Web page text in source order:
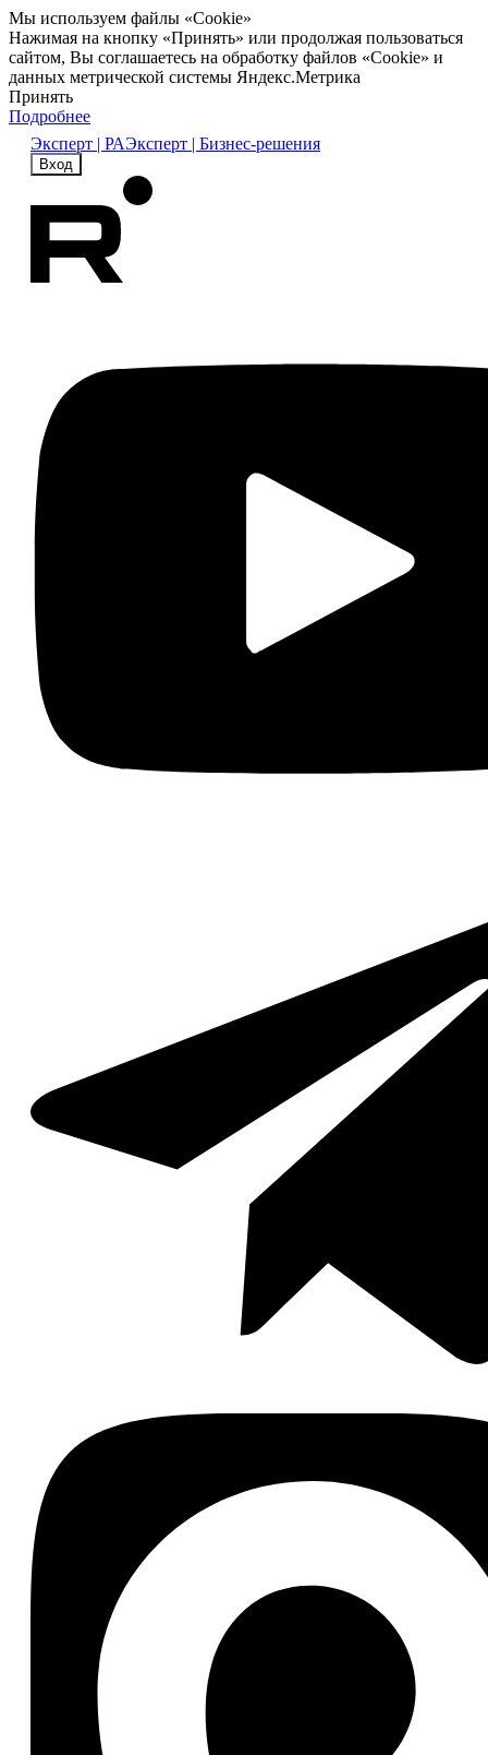
Мы используем файлы «Cookie»
Нажимая на кнопку «Принять» или продолжая пользоваться
сайтом, Вы соглашаетесь на обработку файлов «Cookie» и
данных метрической системы Яндекс.Метрика
Принять
Подробнее
Эксперт | РАЭксперт | Бизнес-решения
Вход